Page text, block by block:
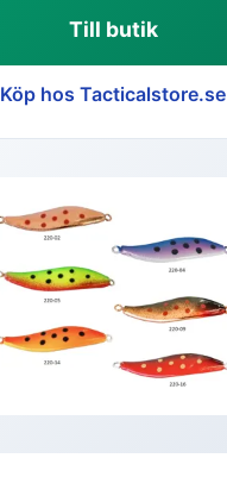
Till butik
Köp hos Tacticalstore.se